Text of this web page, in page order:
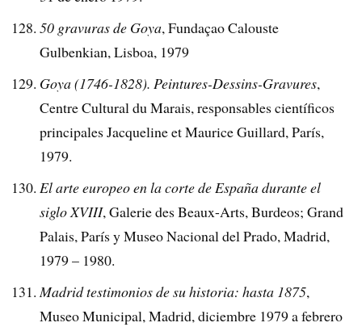
50 gravuras de Goya, Fundaçao Calouste
Gulbenkian, Lisboa, 1979
Goya (1746-1828). Peintures-Dessins-Gravures,
Centre Cultural du Marais, responsables científicos
principales Jacqueline et Maurice Guillard, París,
1979.
El arte europeo en la corte de España durante el
siglo XVIII, Galerie des Beaux-Arts, Burdeos; Grand
Palais, París y Museo Nacional del Prado, Madrid,
1979 – 1980.
Madrid testimonios de su historia: hasta 1875,
Museo Municipal, Madrid, diciembre 1979 a febrero